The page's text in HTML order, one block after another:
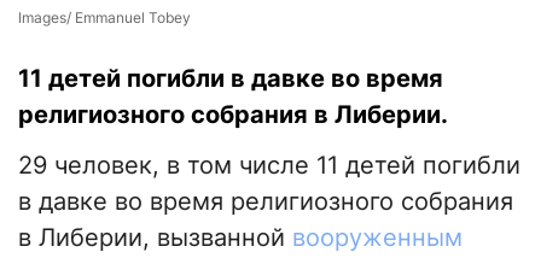
Images/ Emmanuel Tobey
11 детей погибли в давке во время
религиозного собрания в Либерии.
29 человек, в том числе 11 детей погибли
в давке во время религиозного собрания
в Либерии, вызванной вооруженным